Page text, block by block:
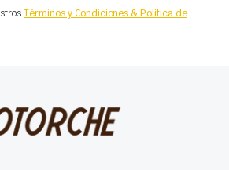
Términos y Condiciones & Política de